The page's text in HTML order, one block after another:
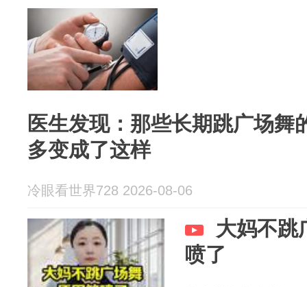
医生发现：那些长期跳广场舞
多变成了这样
冷眼看世界728 2026-08-06
大妈不跳
喷了